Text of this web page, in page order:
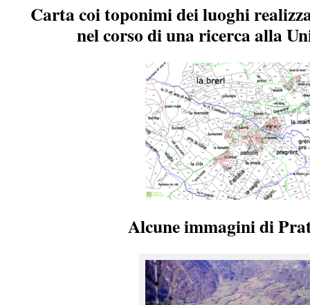
Carta coi toponimi dei luoghi
nel corso di una ricerca alla
Alcune immagini di